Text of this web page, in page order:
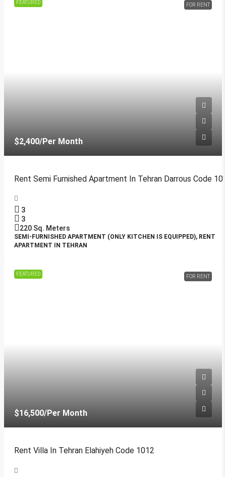
FEATURED FOR RENT
$2,400/Per Month
Rent Semi Furnished Apartment In Tehran Darrous Code
3
3
220 Sq. Meters
SEMI-FURNISHED APARTMENT (ONLY KITCHEN IS EQUIPPED), RENT
APARTMENT IN TEHRAN
FEATURED FOR RENT
$16,500/Per Month
Rent Villa In Tehran Elahiyeh Code 1012